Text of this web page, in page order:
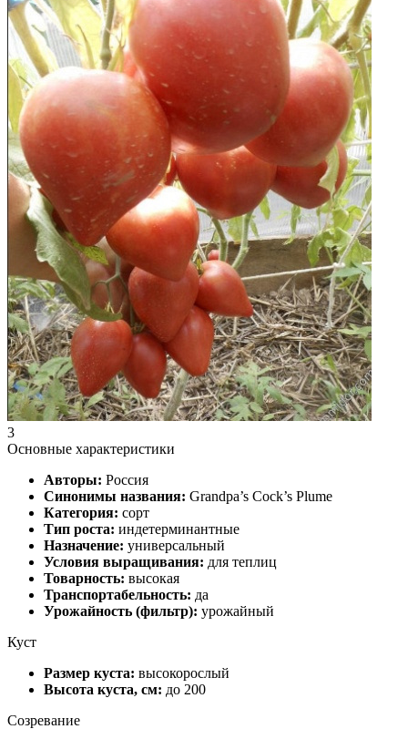
3
Основные характеристики
Авторы: Россия
Синонимы названия: Grandpa’s Coсk’s Plumе
Категория: сорт
Тип роста: индетерминантные
Назначение: универсальный
Условия выращивания: для теплиц
Товарность: высокая
Транспортабельность: да
Урожайность (фильтр): урожайный
Куст
Размер куста: высокорослый
Высота куста, см: до 200
Созревание